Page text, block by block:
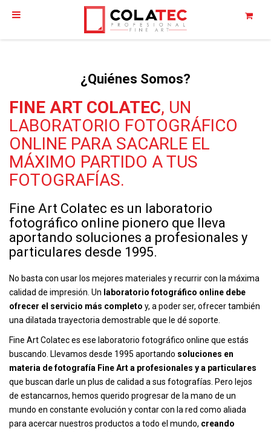
¿Quiénes Somos?
FINE ART COLATEC, UN
LABORATORIO FOTOGRÁFICO
ONLINE PARA SACARLE EL
MÁXIMO PARTIDO A TUS
FOTOGRAFÍAS.
Fine Art Colatec es un laboratorio
fotográfico online pionero que lleva
aportando soluciones a profesionales y
particulares desde 1995.
No basta con usar los mejores materiales y recurrir con la máxima
calidad de impresión. Un laboratorio fotográfico online debe
ofrecer el servicio más completo y, a poder ser, ofrecer también
una dilatada trayectoria demostrable que le dé soporte.
Fine Art Colatec es ese laboratorio fotográfico online que estás
buscando. Llevamos desde 1995 aportando soluciones en
materia de fotografía Fine Art a profesionales y a particulares
que buscan darle un plus de calidad a sus fotografías. Pero lejos
de estancarnos, hemos querido progresar de la mano de un
mundo en constante evolución y contar con la red como aliada
para acercar nuestros productos a todo el mundo, creando